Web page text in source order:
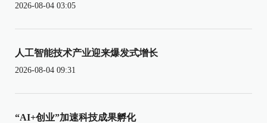
2026-08-04 03:05
人工智能技术产业迎来爆发式增长
2026-08-04 09:31
“AI+创业”加速科技成果孵化